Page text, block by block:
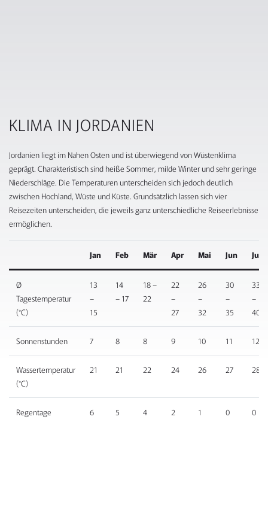
KLIMA IN JORDANIEN
Jordanien liegt im Nahen Osten und ist überwiegend von Wüstenklima
geprägt. Charakteristisch sind heiße Sommer, milde Winter und sehr geringe
Niederschläge. Die Temperaturen unterscheiden sich jedoch deutlich
zwischen Hochland, Wüste und Küste. Grundsätzlich lassen sich vier
Reisezeiten unterscheiden, die jeweils ganz unterschiedliche Reiseerlebnisse
ermöglichen.
Jan Feb Mär Apr Mai Jun Jul
Ø
Tagestemperatur
(°C)
13
–
15
14
– 17
18 –
22
22
–
27
26
–
32
30
–
35
33
–
40
Sonnenstunden 7 8 8 9 10 11 12
Wassertemperatur
(°C)
21 21 22 24 26 27 28
Regentage 6 5 4 2 1 0 0